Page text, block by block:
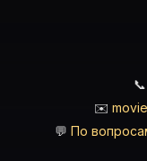
✉️
💬 По